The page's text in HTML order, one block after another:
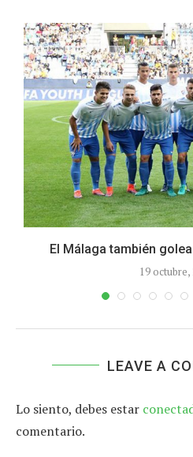
El Málaga también
19 octubre,
LEAVE A
Lo siento, debes estar
comentario.